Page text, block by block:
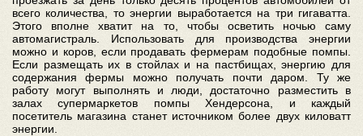
всего количества, то энергии выработается на три гигаватта.
Этого вполне хватит на то, чтобы осветить ночью саму
автомагистраль. Использовать для производства энергии
можно и коров, если продавать фермерам подобные помпы.
Если размещать их в стойлах и на пастбищах, энергию для
содержания фермы можно получать почти даром. Ту же
работу могут выполнять и люди, достаточно разместить в
залах супермаркетов помпы Хендерсона, и каждый
посетитель магазина станет источником более двух киловатт
энергии.